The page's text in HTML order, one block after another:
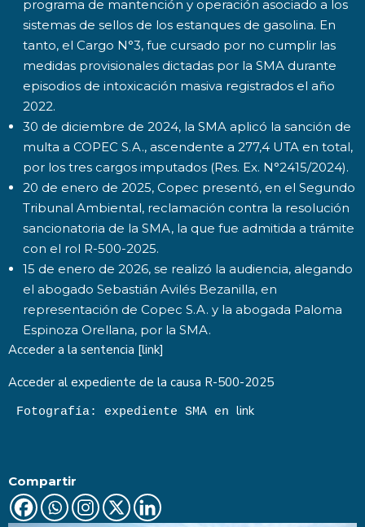
programa de mantención y operación asociado a los
sistemas de sellos de los estanques de gasolina. En
tanto, el Cargo N°3, fue cursado por no cumplir las
medidas provisionales dictadas por la SMA durante
episodios de intoxicación masiva registrados el año
2022.
30 de diciembre de 2024, la SMA aplicó la sanción de
multa a COPEC S.A., ascendente a 277,4 UTA en total,
por los tres cargos imputados (Res. Ex. N°2415/2024).
20 de enero de 2025, Copec presentó, en el Segundo
Tribunal Ambiental, reclamación contra la resolución
sancionatoria de la SMA, la que fue admitida a trámite
con el rol R-500-2025.
15 de enero de 2026, se realizó la audiencia, alegando
el abogado Sebastián Avilés Bezanilla, en
representación de Copec S.A. y la abogada Paloma
Espinoza Orellana, por la SMA.
Acceder a la sentencia [link]
Acceder al expediente de la causa R-500-2025
Fotografía: expediente SMA en link
Compartir